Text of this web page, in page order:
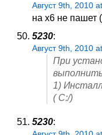
Август 9th, 2010
на х6 не пашет
5230:
Август 9th, 2010
При
1)
( C:/)
5230: